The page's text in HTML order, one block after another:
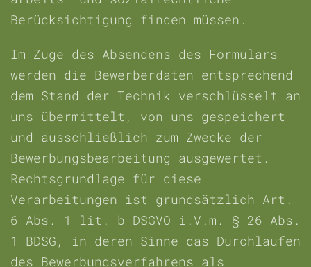
Berücksichtigung finden müssen.
Im Zuge des Absendens des Formulars
werden die Bewerberdaten entsprechend
dem Stand der Technik verschlüsselt an
uns übermittelt, von uns gespeichert
und ausschließlich zum Zwecke der
Bewerbungsbearbeitung ausgewertet.
Rechtsgrundlage für diese
Verarbeitungen ist grundsätzlich Art.
6 Abs. 1 lit. b DSGVO i.V.m. § 26 Abs.
1 BDSG, in deren Sinne das Durchlaufen
des Bewerbungsverfahrens als